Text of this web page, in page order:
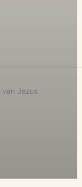
Jezus